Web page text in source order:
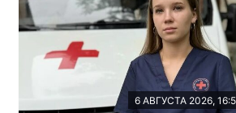
6 АВГУСТА 2026,